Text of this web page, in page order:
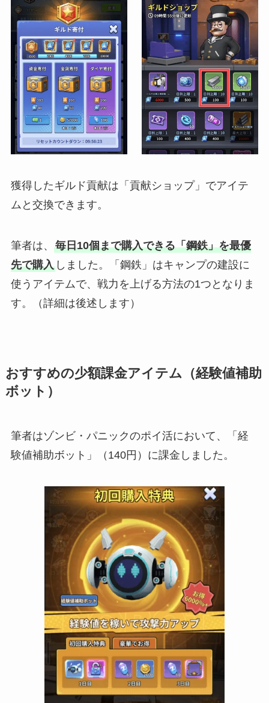
獲得したギルド貢献は「貢献ショップ」でアイテ
ムと交換できます。
筆者は、 毎日10個まで購入できる「鋼鉄」を最優
先で購入しました。「鋼鉄」はキャンプの建設に
使うアイテムで、戦力を上げる方法の1つとなりま
す。（詳細は後述します）
おすすめの少額課金アイテム（経験値補助
ボット）
筆者はゾンビ・パニックのポイ活において、「経
験値補助ボット」（140円）に課金しました。